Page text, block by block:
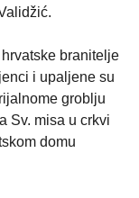
branitelje
i upaljene su
groblju
Sv. misa u crkvi
domu